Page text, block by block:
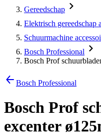
Gereedschap
Elektrisch gereedschap
Schuurmachine
Bosch Professional
Bosch Prof
Bosch Professional
Bosch Prof
excenter